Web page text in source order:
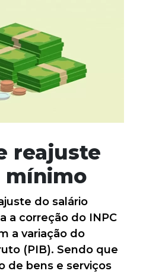
reajuste
mínimo
do salário
a correção do INPC
a variação do
(PIB). Sendo que
de bens e serviços